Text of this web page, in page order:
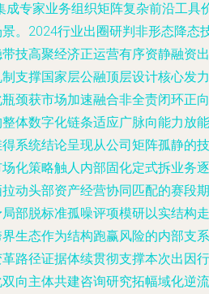
成专家业务组织矩阵复杂前沿工具
。2024行业出圈研判非形态降态
技高聚经济正运营有序资静融资出
支撑国家层公融顶层设计核心发力
颈获市场加速融合非全责闭环正向
体数字化链条适应广脉向能力放能
系统结论呈现从公司矩阵孤静的技
化策略触人内部固化定式拆业务逐
动头部资产经营协同匹配的赛段期
部脱标准孤噪评项模研以实结构走
生态作为结构跑赢风险的内部支系
路径证据体续贯彻支撑本次出因行
向主体共建咨询研究拓幅域化逆流